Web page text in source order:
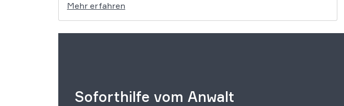
Mehr erfahren
Soforthilfe vom Anwalt